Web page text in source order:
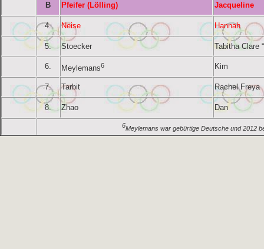
B Pfeifer (Lölling) Jacqueline
4. Neise Hannah
5. Stoecker Tabitha Clare
6. Meylemans6 Kim
7. Tarbit Rachel Freya
8. Zhao Dan
6Meylemans war gebürtige Deutsche und 2012